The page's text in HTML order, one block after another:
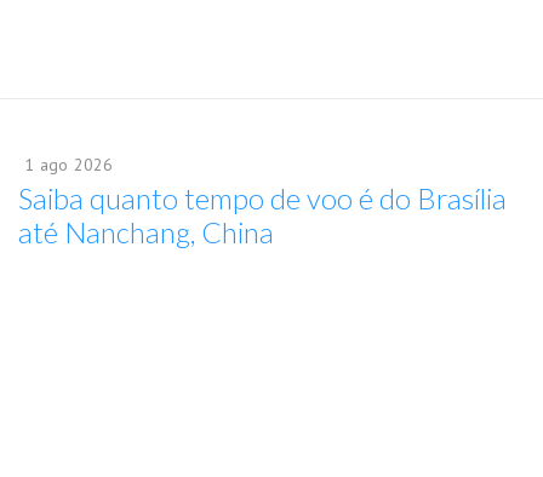
1 ago 2026
Saiba quanto tempo de voo é do Brasília
até Nanchang, China